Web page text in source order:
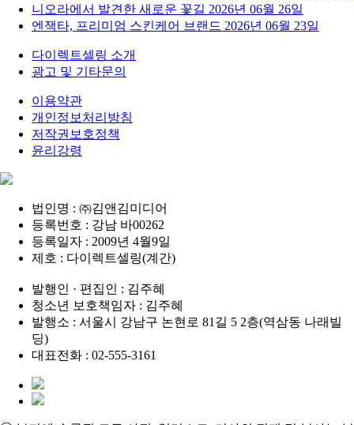
니오라에서 발견한 새로운 꽃길 2026년 06월 26일
엔잭타, 프리미엄 스킨케어 브랜드 2026년 06월 23일
다이렉트셀링 소개
광고 및 기타문의
이용약관
개인정보처리방침
저작권보호정책
윤리강령
법인명 : ㈜김앤김미디어
등록번호 : 강남 바00262
등록일자 : 2009년 4월9일
제호 : 다이렉트셀링(계간)
발행인 · 편집인 : 김주혜
청소년 보호책임자 : 김주혜
발행소 : 서울시 강남구 논현로 81길 5 2층(역삼동 나래빌
딩)
대표전화 : 02-555-3161